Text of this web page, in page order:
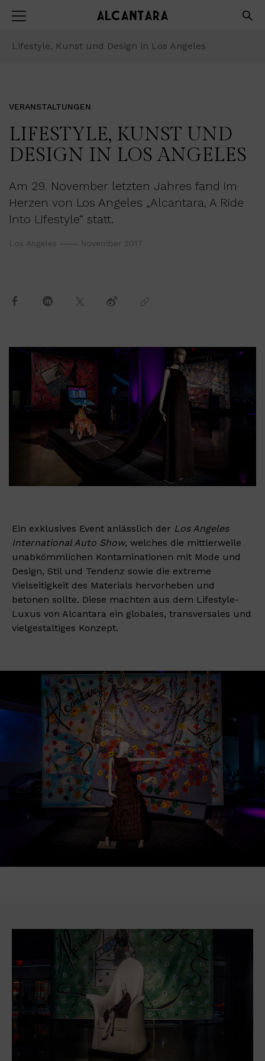
Lifestyle, Kunst und Design in Los Angeles
VERANSTALTUNGEN
LIFESTYLE, KUNST UND
DESIGN IN LOS ANGELES
Am 29. November letzten Jahres fand im
Herzen von Los Angeles „Alcantara, A Ride
Into Lifestyle“ statt.
Los Angeles November 2017
Ein exklusives Event anlässlich der Los Angeles
International Auto Show, welches die mittlerweile
unabkömmlichen Kontaminationen mit Mode und
Design, Stil und Tendenz sowie die extreme
Vielseitigkeit des Materials hervorheben und
betonen sollte. Diese machten aus dem Lifestyle-
Luxus von Alcantara ein globales, transversales und
vielgestaltiges Konzept.